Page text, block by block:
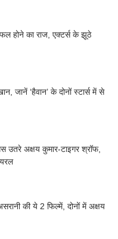
होने का राज, एक्टर्स के झूठे
जानें ‘हैवान’ के दोनों स्टार्स में से
उतरे अक्षय कुमार-टाइगर श्रॉफ,
की ये 2 फिल्में, दोनों में अक्षय